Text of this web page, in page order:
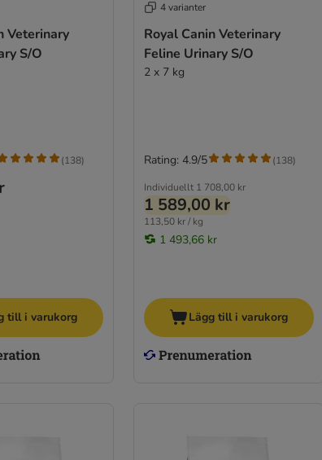
Veterinary
S/O
(138)
till i varukorg
4 varianter
Royal Canin Veterinary
Feline Urinary S/O
2 x 7 kg
Individuellt 1 708,00 kr
1 589,00 kr
113,50 kr / kg
1 493,66 kr
Rating: 4.9/5 (138)
Lägg till i varukorg